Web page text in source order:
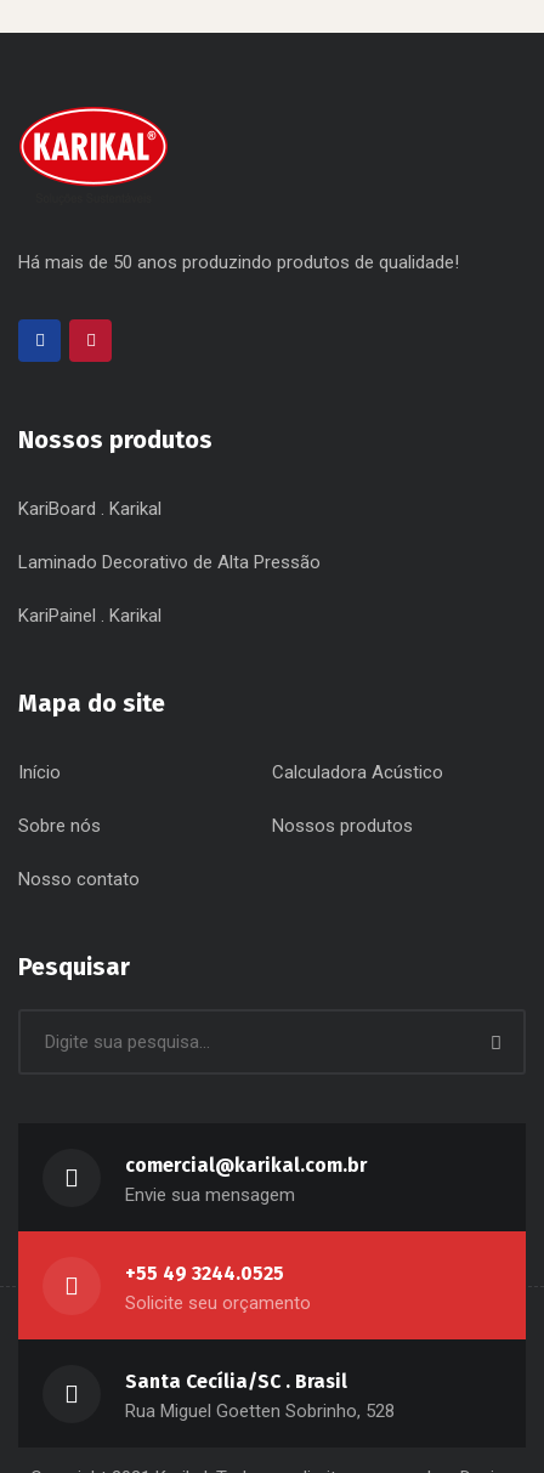
Há mais de 50 anos produzindo produtos de qualidade!
Nossos produtos
KariBoard . Karikal
Laminado Decorativo de Alta Pressão
KariPainel . Karikal
Mapa do site
Início Calculadora Acústico
Sobre nós Nossos produtos
Nosso contato
Pesquisar
comercial@karikal.com.br
Envie sua mensagem
+55 49 3244.0525
Solicite seu orçamento
Santa Cecília/SC . Brasil
Rua Miguel Goetten Sobrinho, 528